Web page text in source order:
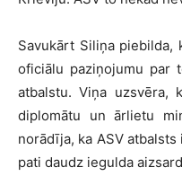
Savukārt Siliņa piebilda,
oficiālu paziņojumu par
atbalstu. Viņa uzsvēra,
diplomātu un ārlietu
norādīja, ka ASV atbalsts
pati daudz iegulda